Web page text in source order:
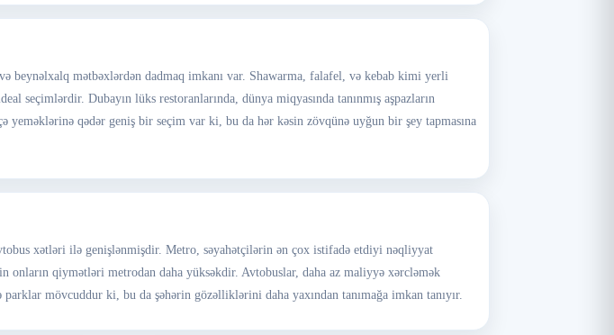
mətbəxlərdən dadmaq imkanı var. Shawarma, falafel, və kebab kimi yerli
seçimlərdir. Dubayın lüks restoranlarında, dünya miqyasında tanınmış aşpazların
yeməklərinə qədər geniş bir seçim var ki, bu da hər kəsin zövqünə uyğun bir şey tapmasına
xətləri ilə genişlənmişdir. Metro, səyahətçilərin ən çox istifadə etdiyi nəqliyyat
qiymətləri metrodan daha yüksəkdir. Avtobuslar, daha az maliyyə xərcləmək
mövcuddur ki, bu da şəhərin gözəlliklərini daha yaxından tanımağa imkan tanıyır.